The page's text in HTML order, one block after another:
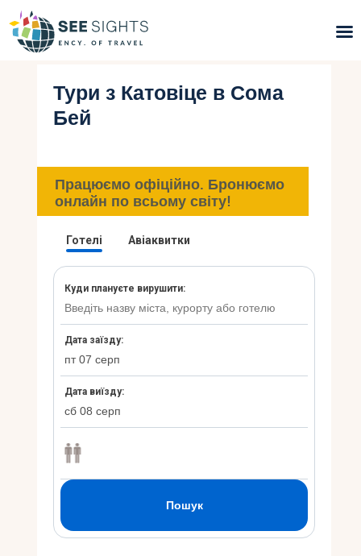
Пошук турів
Гарячі тури
Типи Турів
Країни
Контакти
Тури з Катовіце в Сома
Бей
Працюємо офіційно. Бронюємо
онлайн по всьому світу!